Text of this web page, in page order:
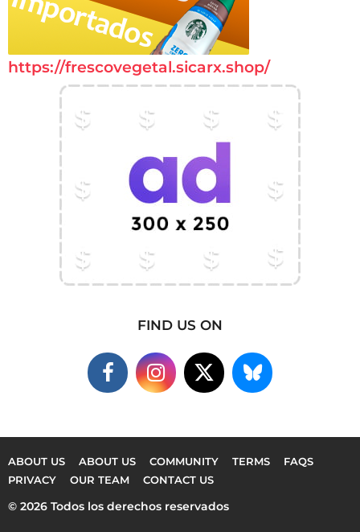
https://frescovegetal.sicarx.shop/
FIND US ON
ABOUT US ABOUT US COMMUNITY TERMS
FAQS
PRIVACY
OUR TEAM CONTACT US
© 2026 Todos los derechos reservados